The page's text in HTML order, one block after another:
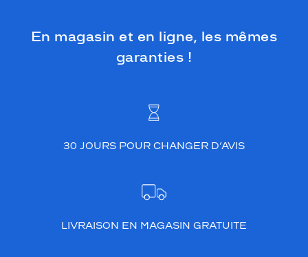
En magasin et en ligne, les mêmes
garanties !
30 JOURS POUR CHANGER D’AVIS
LIVRAISON EN MAGASIN GRATUITE